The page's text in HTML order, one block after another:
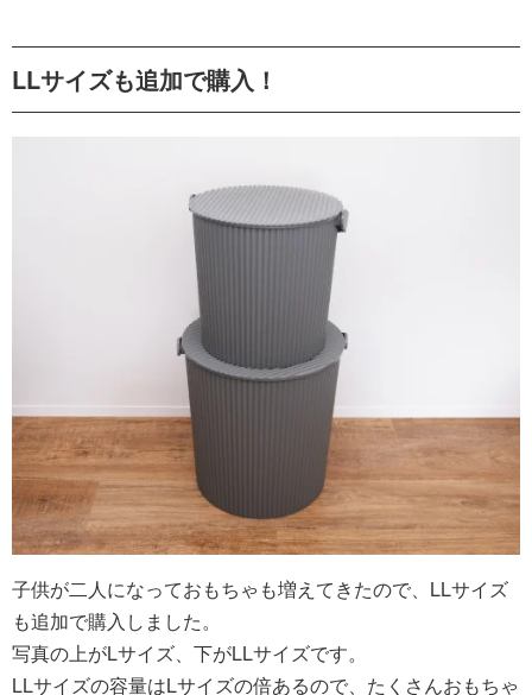
LLサイズも追加で購入！
子供が二人になっておもちゃも増えてきたので、LLサイズ
も追加で購入しました。
写真の上がLサイズ、下がLLサイズです。
LLサイズの容量はLサイズの倍あるので、たくさんおもちゃ